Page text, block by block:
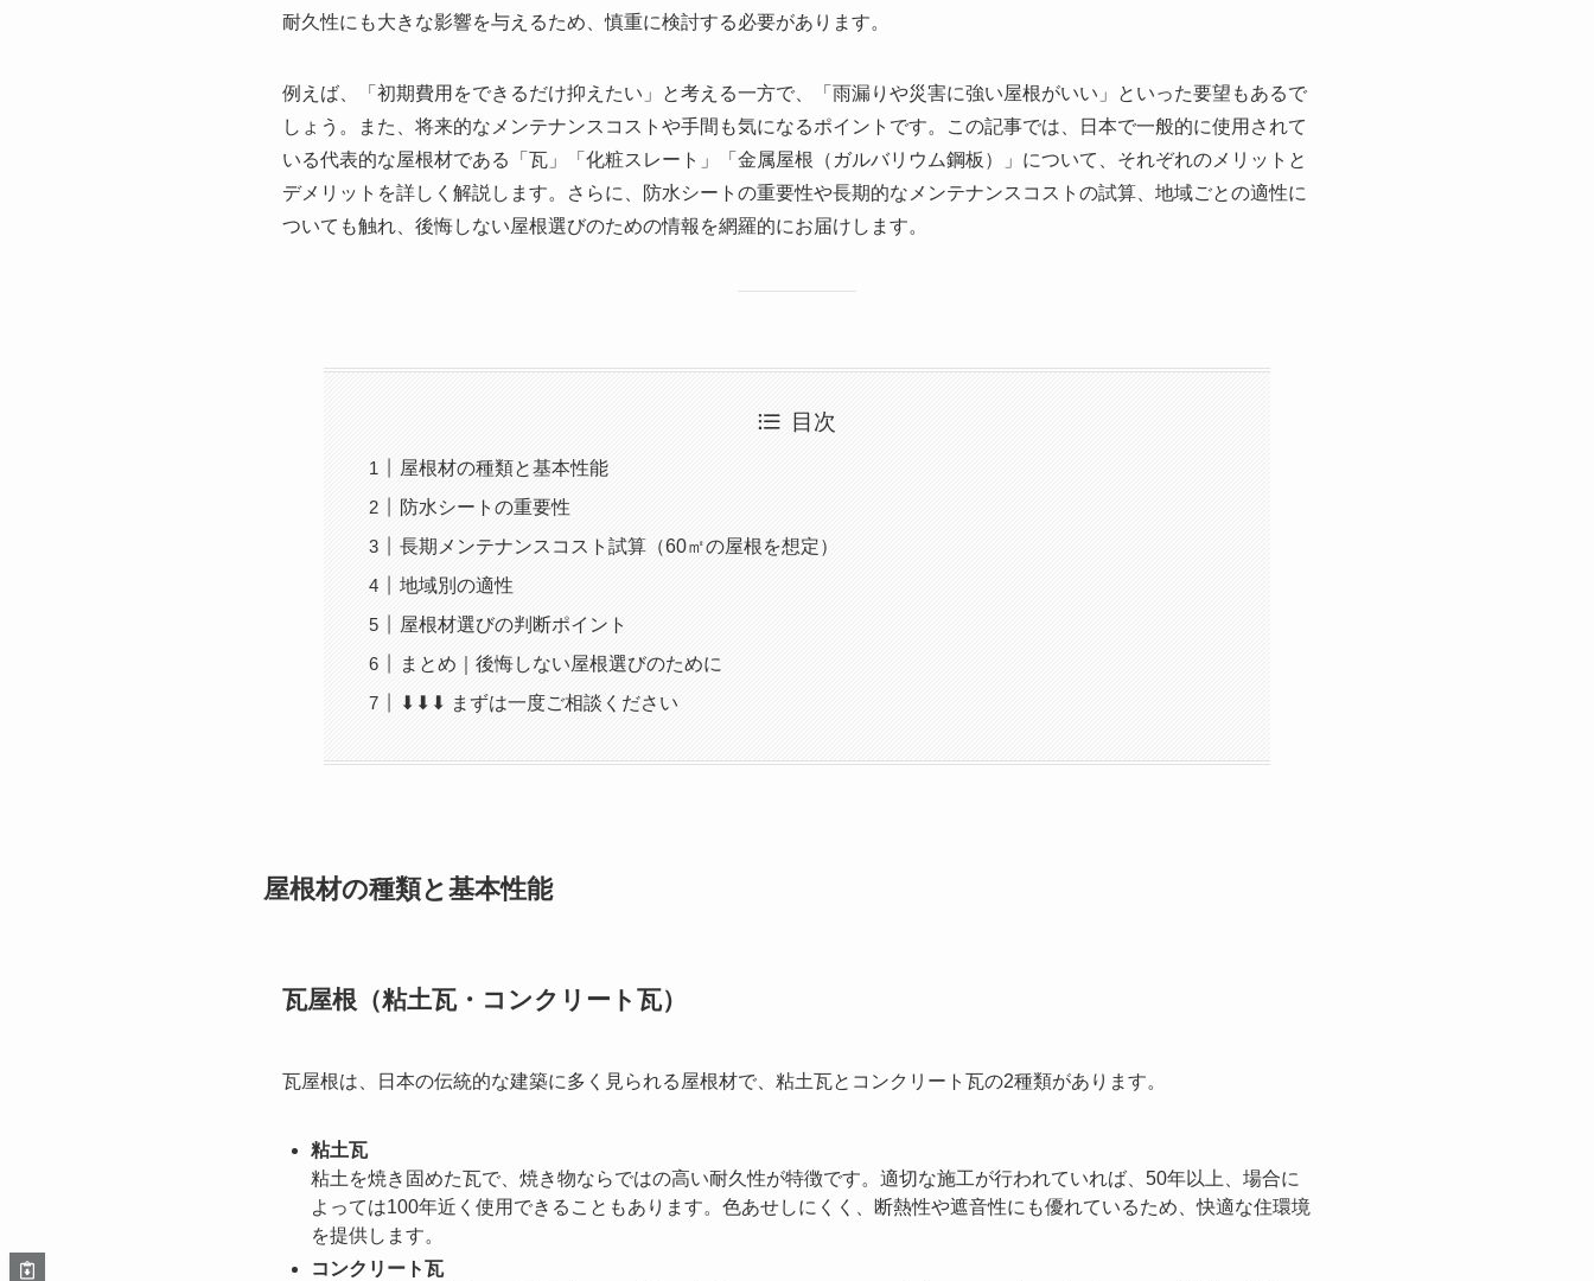
耐久性にも大きな影響を与えるため、慎重に検討する必要があります。
例えば、「初期費用をできるだけ抑えたい」と考える一方で、「雨漏りや災害に強い屋根がいい」といった要望もあるで
しょう。また、将来的なメンテナンスコストや手間も気になるポイントです。この記事では、日本で一般的に使用されて
いる代表的な屋根材である「瓦」「化粧スレート」「金属屋根（ガルバリウム鋼板）」について、それぞれのメリットと
デメリットを詳しく解説します。さらに、防水シートの重要性や長期的なメンテナンスコストの試算、地域ごとの適性に
ついても触れ、後悔しない屋根選びのための情報を網羅的にお届けします。
目次
屋根材の種類と基本性能
防水シートの重要性
長期メンテナンスコスト試算（60㎡の屋根を想定）
地域別の適性
屋根材選びの判断ポイント
まとめ｜後悔しない屋根選びのために
⬇︎⬇︎⬇︎ まずは一度ご相談ください
屋根材の種類と基本性能
瓦屋根（粘土瓦・コンクリート瓦）
瓦屋根は、日本の伝統的な建築に多く見られる屋根材で、粘土瓦とコンクリート瓦の2種類があります。
粘土瓦
粘土を焼き固めた瓦で、焼き物ならではの高い耐久性が特徴です。適切な施工が行われていれば、50年以上、場合に
よっては100年近く使用できることもあります。色あせしにくく、断熱性や遮音性にも優れているため、快適な住環境
を提供します。
コンクリート瓦